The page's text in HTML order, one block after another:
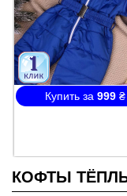
Купить за 999 ₴
КОФТЫ